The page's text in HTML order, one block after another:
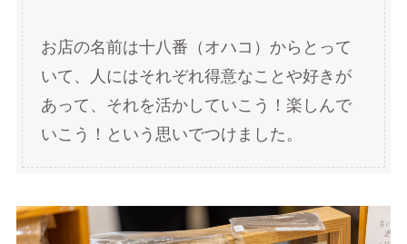
お店の名前は十八番（オハコ）からとって
いて、人にはそれぞれ得意なことや好きが
あって、それを活かしていこう！楽しんで
いこう！という思いでつけました。